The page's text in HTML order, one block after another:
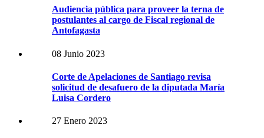
Audiencia pública para proveer la terna de
postulantes al cargo de Fiscal regional de
Antofagasta
08 Junio 2023
Corte de Apelaciones de Santiago revisa
solicitud de desafuero de la diputada María
Luisa Cordero
27 Enero 2023